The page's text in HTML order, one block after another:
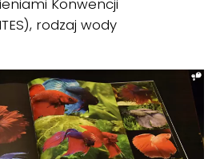
Konwencji
rodzaj wody